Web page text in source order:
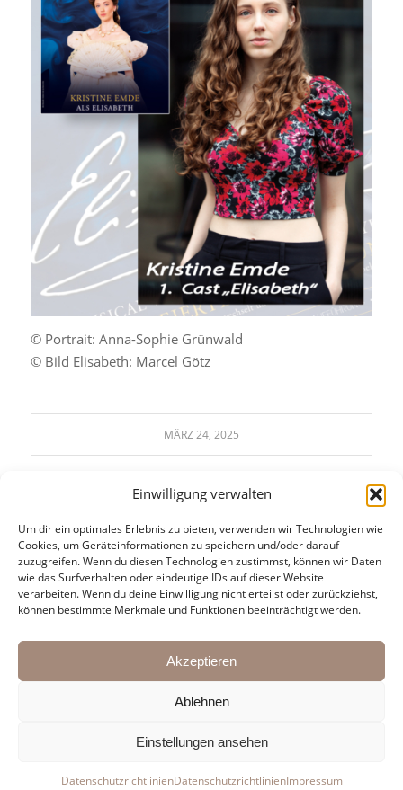
Einwilligung verwalten
Um dir ein optimales Erlebnis zu bieten, verwenden wir Technologien wie
Cookies, um Geräteinformationen zu speichern und/oder darauf
zuzugreifen. Wenn du diesen Technologien zustimmst, können wir Daten
wie das Surfverhalten oder eindeutige IDs auf dieser Website
verarbeiten. Wenn du deine Einwilligung nicht erteilst oder zurückziehst,
können bestimmte Merkmale und Funktionen beeinträchtigt werden.
Akzeptieren
Ablehnen
Einstellungen ansehen
DatenschutzrichtlinienDatenschutzrichtlinienImpressum
© Portrait: Anna-Sophie Grünwald
© Bild Elisabeth: Marcel Götz
MÄRZ 24, 2025
KONTAKT: